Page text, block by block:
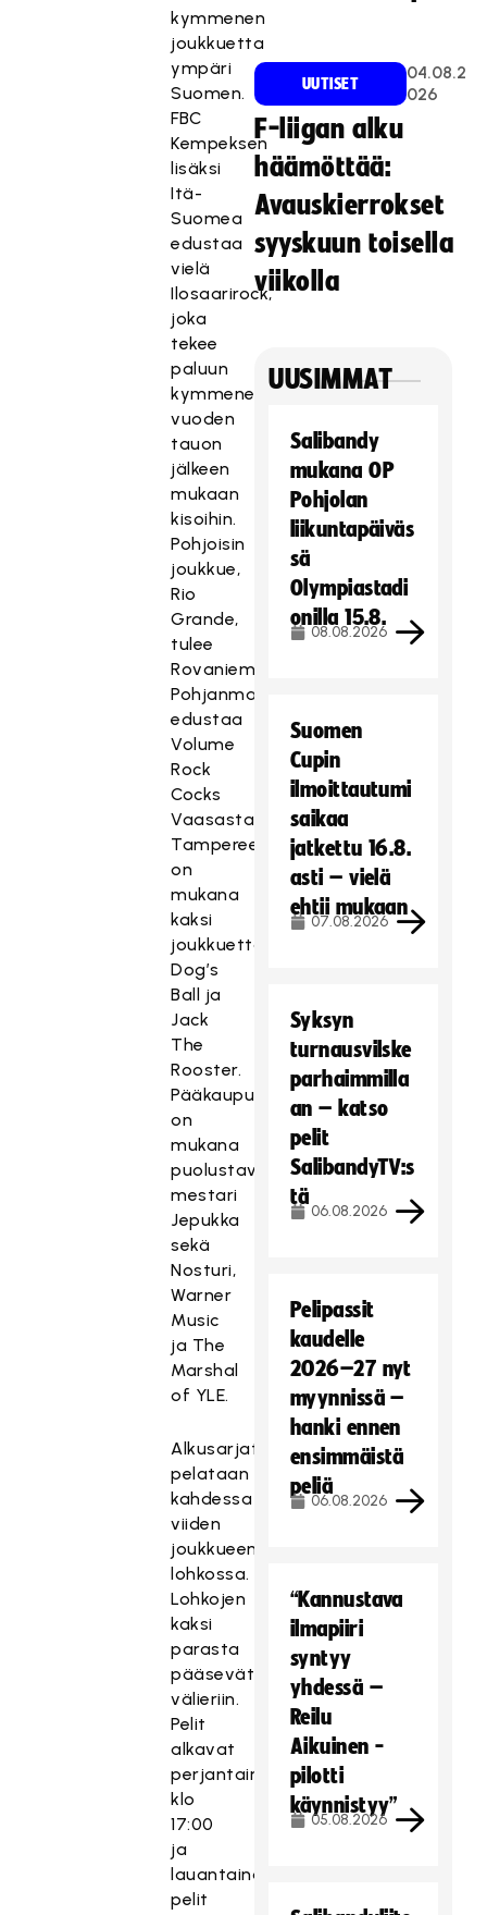
kymmenen
joukkuetta
ympäri
Suomen.
FBC
Kempeksen
lisäksi
Itä-
Suomea
edustaa
vielä
Ilosaarirock,
joka
tekee
paluun
kymmenen
vuoden
tauon
jälkeen
mukaan
kisoihin.
Pohjoisin
joukkue,
Rio
Grande,
tulee
Rovaniemeltä.
Pohjanmaata
edustaa
Volume
Rock
Cocks
Vaasasta.
Tampereelta
on
mukana
kaksi
joukkuetta
Dog’s
Ball ja
Jack
The
Rooster.
Pääkaupunkiseudulta
on
mukana
puolustava
mestari
Jepukka
sekä
Nosturi,
Warner
Music
ja The
Marshal
of YLE.
Alkusarjat
pelataan
kahdessa
viiden
joukkueen
lohkossa.
Lohkojen
kaksi
parasta
pääsevät
välieriin.
Pelit
alkavat
perjantaina
klo
17:00
ja
lauantaina
pelit
UUTISET
04.08.2
026
F-liigan alku
häämöttää:
Avauskierrokset
syyskuun toisella
viikolla
UUSIMMAT
Salibandy
mukana OP
Pohjolan
liikuntapäiväs
sä
Olympiastadi
onilla 15.8.
08.08.2026
Suomen
Cupin
ilmoittautumi
saikaa
jatkettu 16.8.
asti – vielä
ehtii mukaan
07.08.2026
Syksyn
turnausvilske
parhaimmilla
an – katso
pelit
SalibandyTV:s
tä
06.08.2026
Pelipassit
kaudelle
2026–27 nyt
myynnissä –
hanki ennen
ensimmäistä
peliä
06.08.2026
“Kannustava
ilmapiiri
syntyy
yhdessä –
Reilu
Aikuinen -
pilotti
käynnistyy”
05.08.2026